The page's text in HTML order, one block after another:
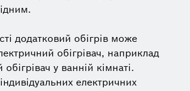
додатковий обігрів може
обігрівач, наприклад
у ванній кімнаті.
електричних